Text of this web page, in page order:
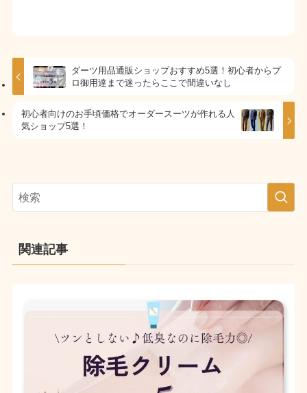
ダーツ用品通販ショップおすすめ5選！初心者からプ
ロ御用達まで迷ったらここで間違いなし
初心者向けのお手頃価格でオーダースーツが作れる人
気ショップ5選！
関連記事